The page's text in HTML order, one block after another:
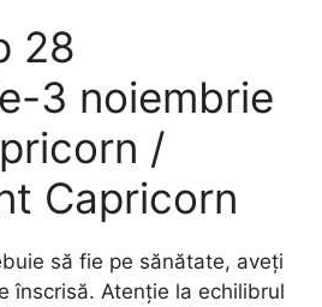
28
3 noiembrie
/
Capricorn
să fie pe sănătate, aveți
înscrisă. Atenție la echilibrul